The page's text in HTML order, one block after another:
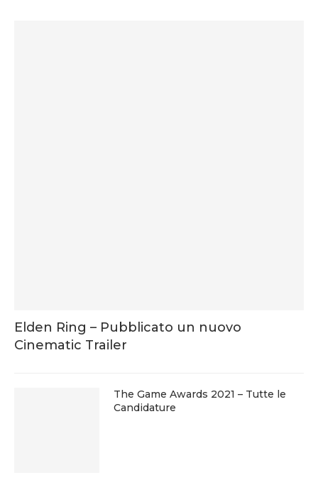
Elden Ring – Pubblicato un nuovo
Cinematic Trailer
The Game Awards 2021 – Tutte le
Candidature